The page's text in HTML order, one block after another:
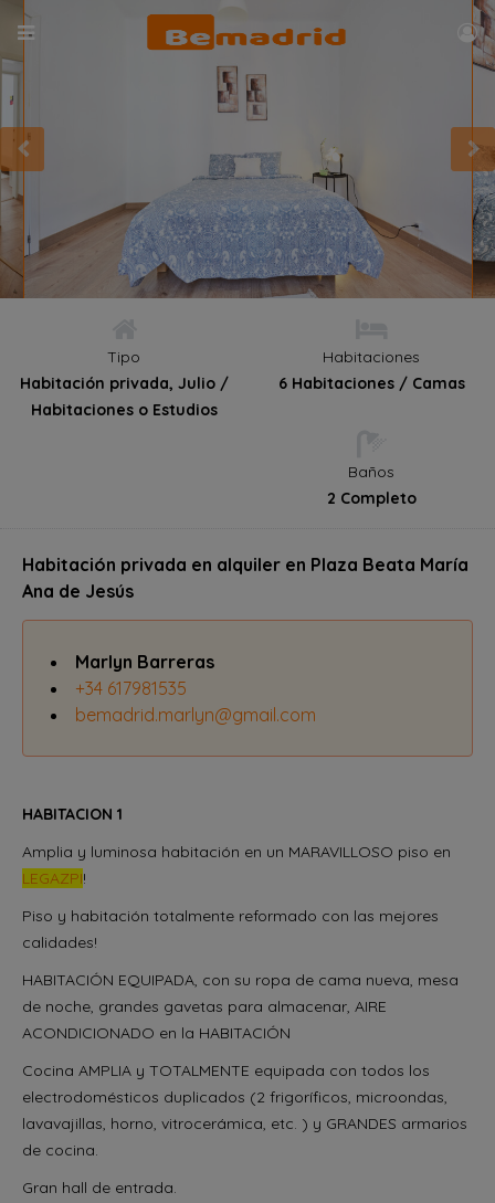
Tipo
Habitación privada, Julio /
Habitaciones o Estudios
Habitaciones
6 Habitaciones / Camas
Baños
2 Completo
Habitación privada en alquiler en Plaza Beata María
Ana de Jesús
Marlyn Barreras
+34 617981535
bemadrid.marlyn@gmail.com
HABITACION 1
Amplia y luminosa habitación en un MARAVILLOSO piso en
LEGAZPI!
Piso y habitación totalmente reformado con las mejores
calidades!
HABITACIÓN EQUIPADA, con su ropa de cama nueva, mesa
de noche, grandes gavetas para almacenar, AIRE
ACONDICIONADO en la HABITACIÓN
Cocina AMPLIA y TOTALMENTE equipada con todos los
electrodomésticos duplicados (2 frigoríficos, microondas,
lavavajillas, horno, vitrocerámica, etc. ) y GRANDES armarios
de cocina.
Gran hall de entrada.